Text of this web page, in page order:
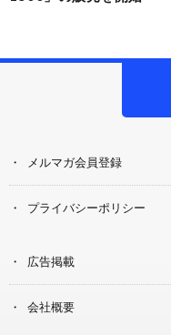
メルマガ会員登録
プライバシーポリシー
広告掲載
会社概要